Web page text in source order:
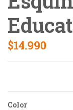
$14.990
Color